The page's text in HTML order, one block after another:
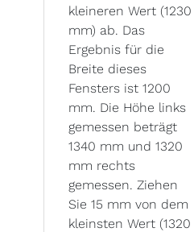
kleineren Wert (1230
mm) ab. Das
Ergebnis für die
Breite dieses
Fensters ist 1200
mm. Die Höhe links
gemessen beträgt
1340 mm und 1320
mm rechts
gemessen. Ziehen
Sie 15 mm von dem
kleinsten Wert (1320